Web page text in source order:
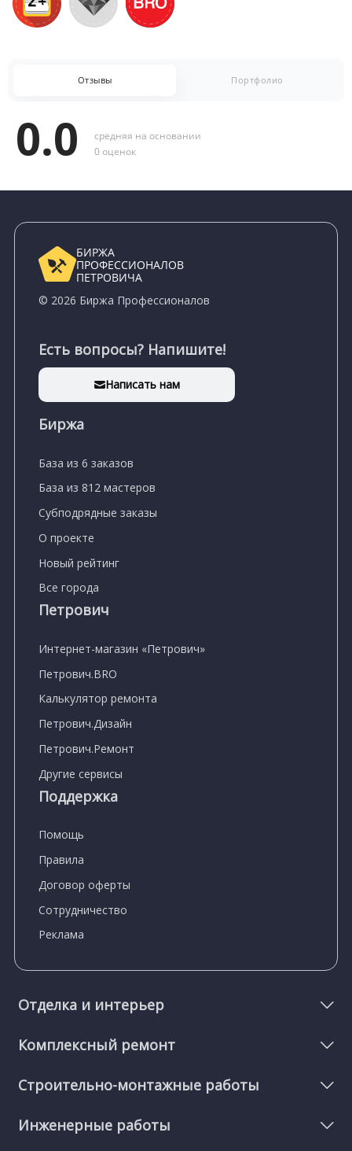
Отзывы Портфолио
0.0
средняя на основании
0 оценок
БИРЖА
ПРОФЕССИОНАЛОВ
ПЕТРОВИЧА
© 2026 Биржа Профессионалов
Есть вопросы? Напишите!
Написать нам
Биржа
База из 6 заказов
База из 812 мастеров
Субподрядные заказы
О проекте
Новый рейтинг
Все города
Петрович
Интернет-магазин «Петрович»
Петрович.BRO
Калькулятор ремонта
Петрович.Дизайн
Петрович.Ремонт
Другие сервисы
Поддержка
Помощь
Правила
Договор оферты
Сотрудничество
Реклама
Отделка и интерьер
Комплексный ремонт
Строительно-монтажные работы
Инженерные работы